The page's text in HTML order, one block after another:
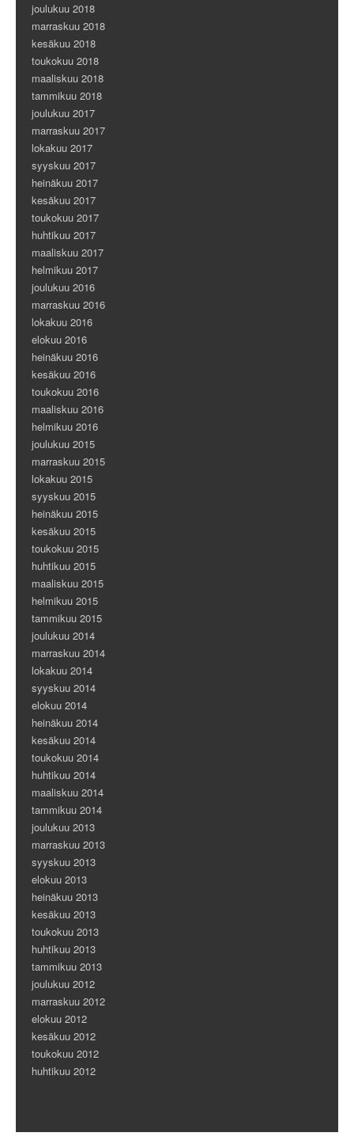
joulukuu 2018
marraskuu 2018
kesäkuu 2018
toukokuu 2018
maaliskuu 2018
tammikuu 2018
joulukuu 2017
marraskuu 2017
lokakuu 2017
syyskuu 2017
heinäkuu 2017
kesäkuu 2017
toukokuu 2017
huhtikuu 2017
maaliskuu 2017
helmikuu 2017
joulukuu 2016
marraskuu 2016
lokakuu 2016
elokuu 2016
heinäkuu 2016
kesäkuu 2016
toukokuu 2016
maaliskuu 2016
helmikuu 2016
joulukuu 2015
marraskuu 2015
lokakuu 2015
syyskuu 2015
heinäkuu 2015
kesäkuu 2015
toukokuu 2015
huhtikuu 2015
maaliskuu 2015
helmikuu 2015
tammikuu 2015
joulukuu 2014
marraskuu 2014
lokakuu 2014
syyskuu 2014
elokuu 2014
heinäkuu 2014
kesäkuu 2014
toukokuu 2014
huhtikuu 2014
maaliskuu 2014
tammikuu 2014
joulukuu 2013
marraskuu 2013
syyskuu 2013
elokuu 2013
heinäkuu 2013
kesäkuu 2013
toukokuu 2013
huhtikuu 2013
tammikuu 2013
joulukuu 2012
marraskuu 2012
elokuu 2012
kesäkuu 2012
toukokuu 2012
huhtikuu 2012